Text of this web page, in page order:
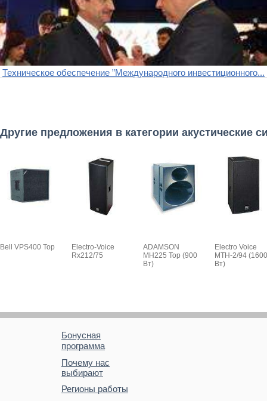
Техническое обеспечение ”Международного инвестиционного...
Другие предложения в категории акустические
Bell VPS400 Top
Electro-Voice
Rx212/75
ADAMSON
MH225 Top (900
Вт)
Electro Voice
MTH-2/94 (1600
Вт)
Бонусная
программа
Почему нас
выбирают
Регионы работы